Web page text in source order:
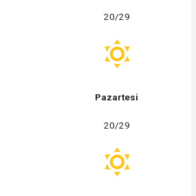
20/29
Pazartesi
20/29